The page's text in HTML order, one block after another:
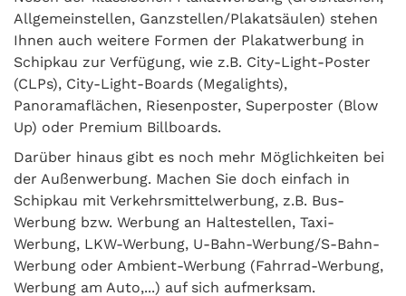
Allgemeinstellen, Ganzstellen/Plakatsäulen) stehen
Ihnen auch weitere Formen der Plakatwerbung in
Schipkau zur Verfügung, wie z.B. City-Light-Poster
(CLPs), City-Light-Boards (Megalights),
Panoramaflächen, Riesenposter, Superposter (Blow
Up) oder Premium Billboards.
Darüber hinaus gibt es noch mehr Möglichkeiten bei
der Außenwerbung. Machen Sie doch einfach in
Schipkau mit Verkehrsmittelwerbung, z.B. Bus-
Werbung bzw. Werbung an Haltestellen, Taxi-
Werbung, LKW-Werbung, U-Bahn-Werbung/S-Bahn-
Werbung oder Ambient-Werbung (Fahrrad-Werbung,
Werbung am Auto,...) auf sich aufmerksam.